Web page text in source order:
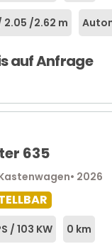
2.05 /2.62 m
auf Anfrage
635
• 2026
/ 103 KW 0 km